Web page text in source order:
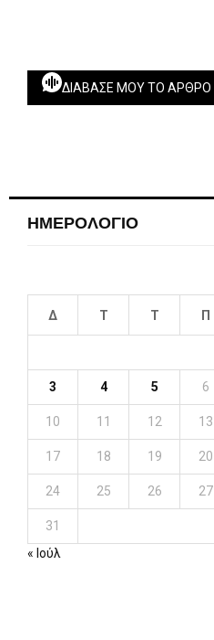
ΔΙΆΒΑΣΕ ΜΟΥ ΤΟ ΆΡΘΡΟ
ΗΜΕΡΟΛΟΓΙΟ
Δ Τ Τ Π
3 4 5 6
10 11 12 13
17 18 19 20
24 25 26 27
31
« Ιούλ